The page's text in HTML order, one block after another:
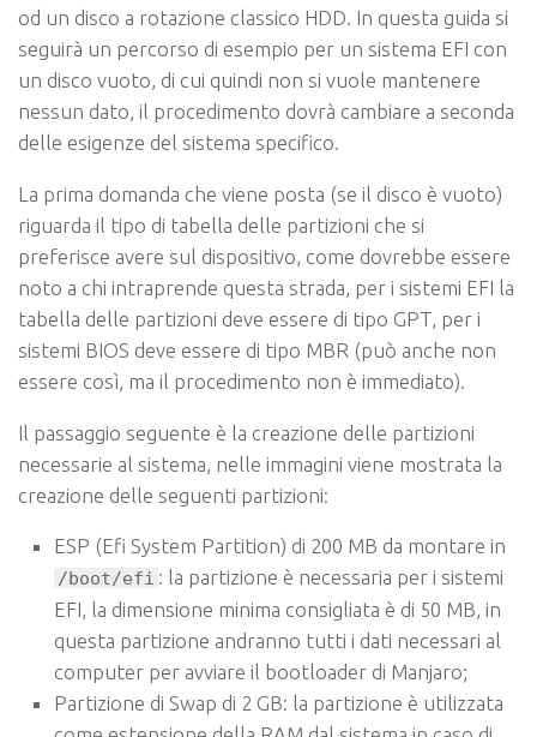
od un disco a rotazione classico HDD. In questa guida si
seguirà un percorso di esempio per un sistema EFI con
un disco vuoto, di cui quindi non si vuole mantenere
nessun dato, il procedimento dovrà cambiare a seconda
delle esigenze del sistema specifico.
La prima domanda che viene posta (se il disco è vuoto)
riguarda il tipo di tabella delle partizioni che si
preferisce avere sul dispositivo, come dovrebbe essere
noto a chi intraprende questa strada, per i sistemi EFI la
tabella delle partizioni deve essere di tipo GPT, per i
sistemi BIOS deve essere di tipo MBR (può anche non
essere così, ma il procedimento non è immediato).
Il passaggio seguente è la creazione delle partizioni
necessarie al sistema, nelle immagini viene mostrata la
creazione delle seguenti partizioni:
ESP (Efi System Partition) di 200 MB da montare in
/boot/efi : la partizione è necessaria per i sistemi
EFI, la dimensione minima consigliata è di 50 MB, in
questa partizione andranno tutti i dati necessari al
computer per avviare il bootloader di Manjaro;
Partizione di Swap di 2 GB: la partizione è utilizzata